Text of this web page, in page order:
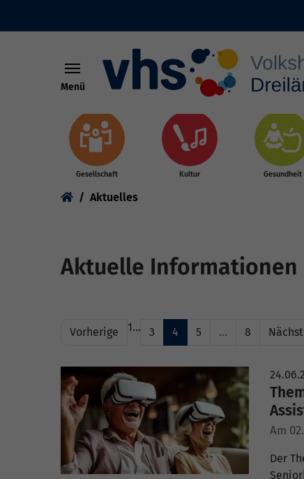
Skip to main content
Menü
Gesellschaft Kultur Gesundheit
Aktuelles
Aktuelle Informationen
Vorherige 1… 3 4 5 … 8
Am
Der